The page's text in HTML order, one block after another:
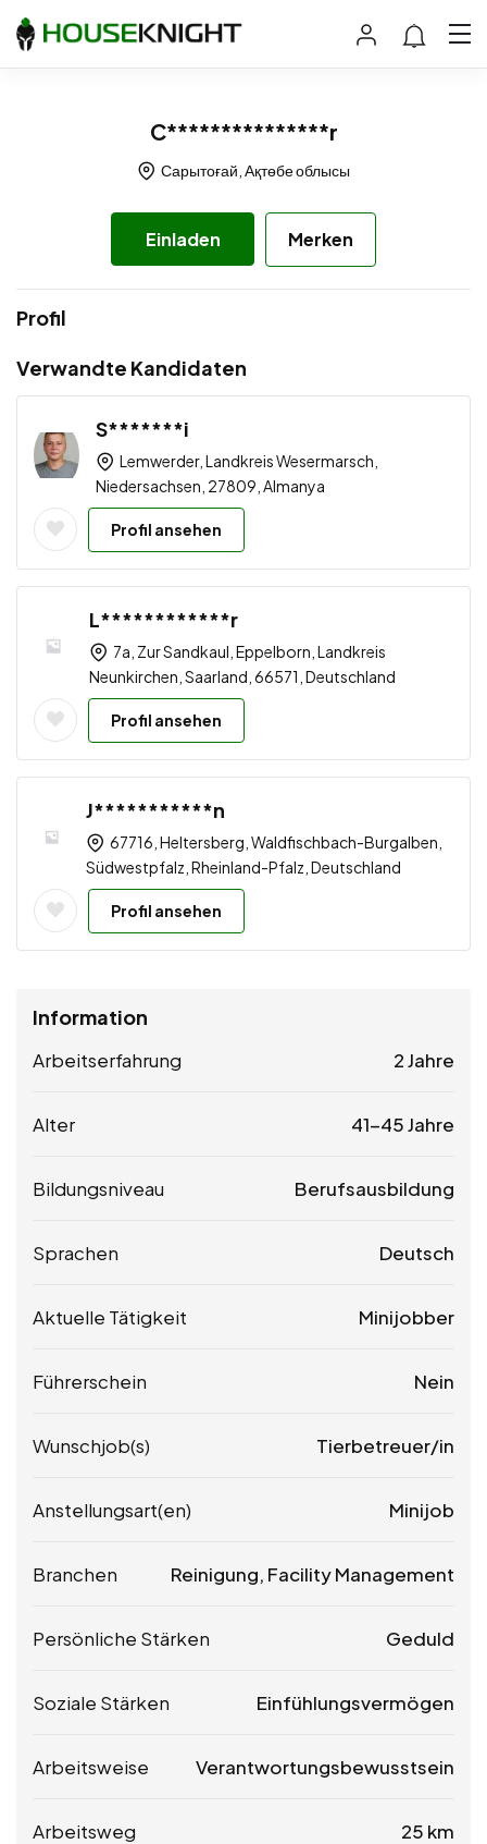
C***************r
Сарытоғай, Ақтөбе облысы
Einladen Merken
Profil
Verwandte Kandidaten
S*******i
Lemwerder, Landkreis Wesermarsch,
Niedersachsen, 27809, Almanya
Profil ansehen
L************r
7a, Zur Sandkaul, Eppelborn, Landkreis
Neunkirchen, Saarland, 66571, Deutschland
Profil ansehen
J***********n
67716, Heltersberg, Waldfischbach-Burgalben,
Südwestpfalz, Rheinland-Pfalz, Deutschland
Profil ansehen
Information
Arbeitserfahrung 2 Jahre
Alter 41-45 Jahre
Bildungsniveau Berufsausbildung
Sprachen Deutsch
Aktuelle Tätigkeit Minijobber
Führerschein Nein
Wunschjob(s) Tierbetreuer/in
Anstellungsart(en) Minijob
Branchen Reinigung, Facility Management
Persönliche Stärken Geduld
Soziale Stärken Einfühlungsvermögen
Arbeitsweise Verantwortungsbewusstsein
Arbeitsweg 25 km